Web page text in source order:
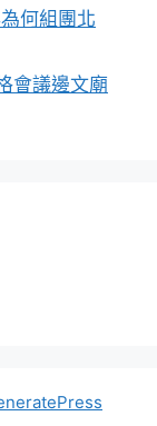
何組團北
會議邊文廟